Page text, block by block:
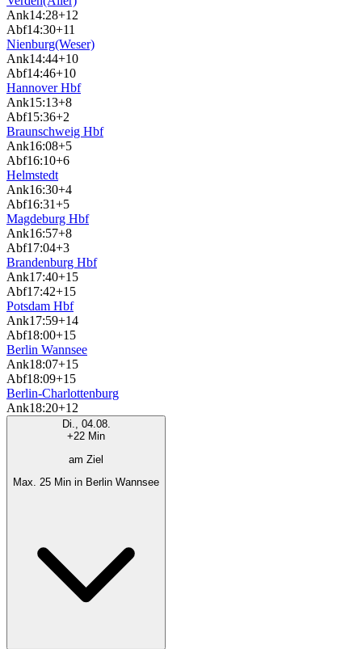
Ank14:28+12
Abf14:30+11
Nienburg(Weser)
Ank14:44+10
Abf14:46+10
Hannover Hbf
Ank15:13+8
Abf15:36+2
Braunschweig Hbf
Ank16:08+5
Abf16:10+6
Helmstedt
Ank16:30+4
Abf16:31+5
Magdeburg Hbf
Ank16:57+8
Abf17:04+3
Brandenburg Hbf
Ank17:40+15
Abf17:42+15
Potsdam Hbf
Ank17:59+14
Abf18:00+15
Berlin Wannsee
Ank18:07+15
Abf18:09+15
Berlin-Charlottenburg
Ank18:20+12
Di., 04.08.
+22 Min
am Ziel
Max. 25 Min in Berlin Wannsee